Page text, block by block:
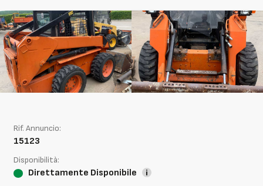
Rif. Annuncio:
15123
Disponibilità:
Direttamente Disponibile